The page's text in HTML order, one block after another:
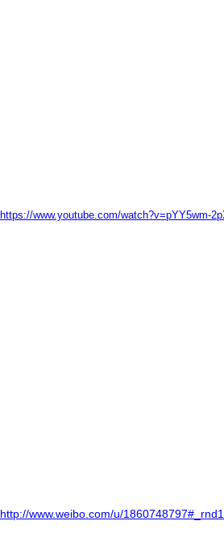
https://www.youtube.com/watch?v=pYY5wm-
http://www.weibo.com/u/